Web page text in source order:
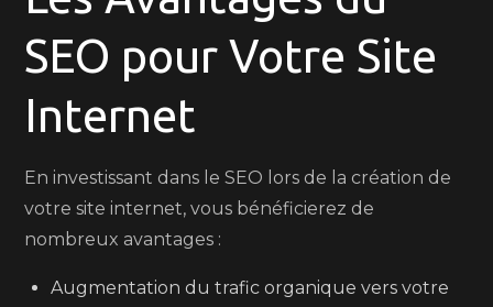
SEO pour Votre Site
Internet
En investissant dans le SEO lors de la création de
votre site internet, vous bénéficierez de
nombreux avantages :
Augmentation du trafic organique vers votre